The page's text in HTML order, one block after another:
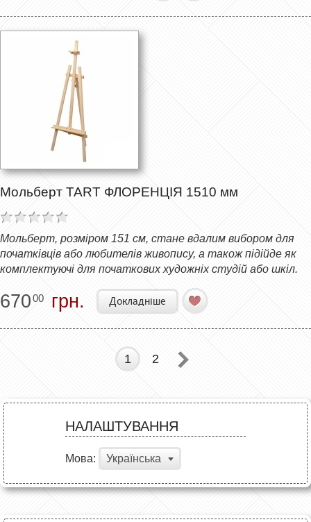
Мольберт TART ФЛОРЕНЦІЯ 1510 мм
Мольберт, розміром 151 см, стане вдалим вибором для
початківців або любителів живопису, а також підійде як
комплектуючі для початкових художніх студій або шкіл.
67000 грн. Докладніше
1 2
НАЛАШТУВАННЯ
Мова: Українська